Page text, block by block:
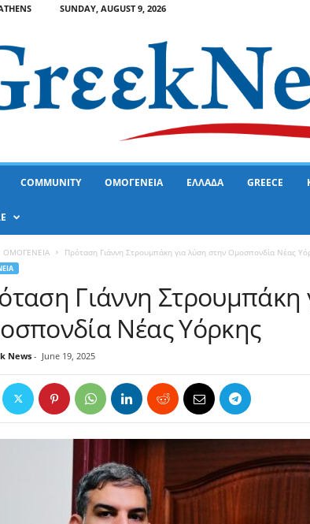
SUNDAY, AUGUST 9, 2026
COMMUNITY ΟΜΟΓΕΝΕΙΑ ΕΛΛΑΔΑ GREECE
ΟΜΟΓΕΝΕΙΑ Πρόταση Γιάννη Στρουμπάκη για λύση στην Ομοσπονδία Νέας
Γιάννη Στρουμπάκη
Νέας Υόρκης
News- June 19, 2025